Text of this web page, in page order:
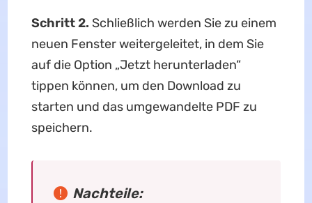
Schritt 2. Schließlich werden Sie zu einem
neuen Fenster weitergeleitet, in dem Sie
auf die Option „Jetzt herunterladen“
tippen können, um den Download zu
starten und das umgewandelte PDF zu
speichern.
Nachteile: